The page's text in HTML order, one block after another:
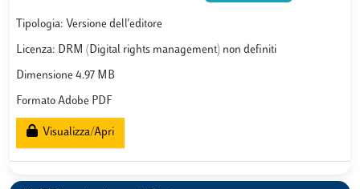
Tipologia: Versione dell'editore
Licenza: DRM (Digital rights management) non definiti
Dimensione 4.97 MB
Formato Adobe PDF
Visualizza/Apri